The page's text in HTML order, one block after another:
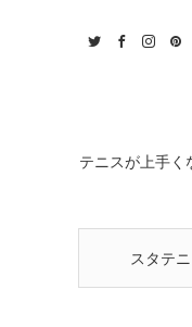
テニスが上手
スタテニ